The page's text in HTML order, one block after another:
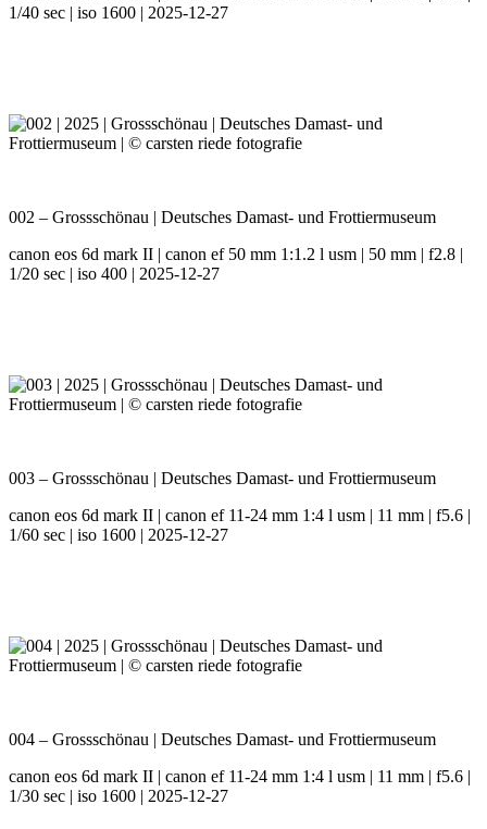
1/40 sec | iso 1600 | 2025-12-27
002 – Grossschönau | Deutsches Damast- und Frottiermuseum
canon eos 6d mark II | canon ef 50 mm 1:1.2 l usm | 50 mm | f2.8 |
1/20 sec | iso 400 | 2025-12-27
003 – Grossschönau | Deutsches Damast- und Frottiermuseum
canon eos 6d mark II | canon ef 11-24 mm 1:4 l usm | 11 mm | f5.6 |
1/60 sec | iso 1600 | 2025-12-27
004 – Grossschönau | Deutsches Damast- und Frottiermuseum
canon eos 6d mark II | canon ef 11-24 mm 1:4 l usm | 11 mm | f5.6 |
1/30 sec | iso 1600 | 2025-12-27